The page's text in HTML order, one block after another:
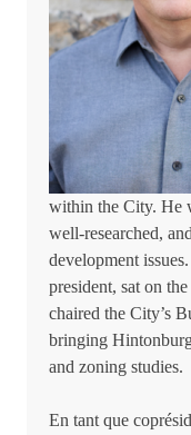
within the City. He
well-researched,
development
president, sat on
chaired the City’s
bringing
and zoning studies.
En tant que